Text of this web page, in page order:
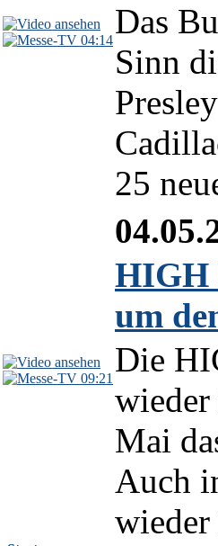
04:14Das
Sinn
25
09:21
HIGH
um
Die
Mai
Auch